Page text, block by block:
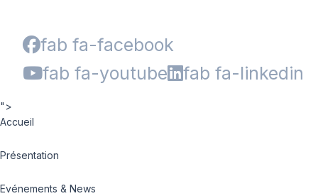
fab fa-facebook
fab fa-youtube
fab fa-linkedin
">
Accueil
Présentation
Evénements & News